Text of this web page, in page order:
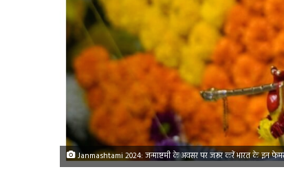
Janmashtami 2024: जन्माष्टमी के अवसर पर जरूर करें भारत के इन